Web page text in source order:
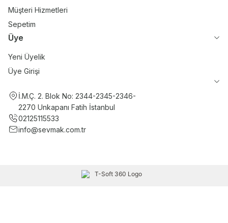
Müşteri Hizmetleri
Sepetim
Üye
Yeni Üyelik
Üye Girişi
İ.M.Ç. 2. Blok No: 2344-2345-2346-
2270 Unkapanı Fatih İstanbul
02125115533
info@sevmak.com.tr